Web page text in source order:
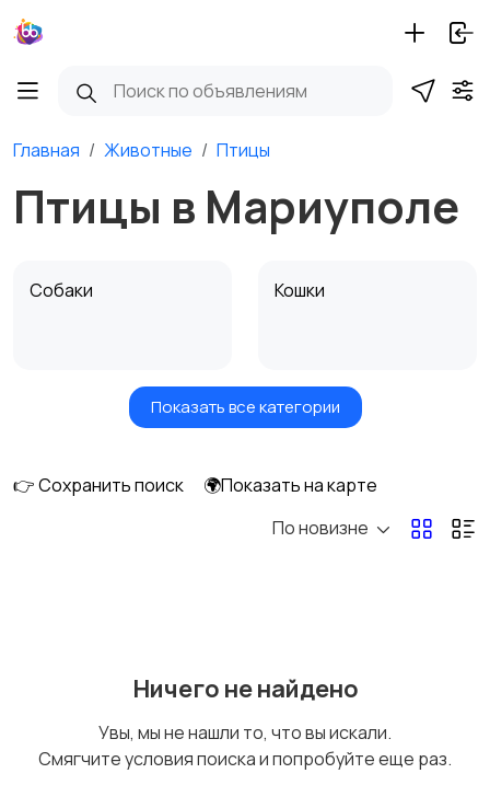
Главная Животные Птицы
Птицы в Мариуполе
Собаки Кошки
Грызуны
С/х животные
Показать все категории
👉 Сохранить поиск
🌍Показать на карте
По новизне
Ничего не найдено
Увы, мы не нашли то, что вы искали.
Смягчите условия поиска и попробуйте еще раз.